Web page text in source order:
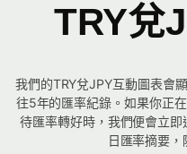
TRY兌
我們的TRY兌JPY互動圖表會
往5年的匯率紀錄。如果你正
待匯率轉好時，我們便會立
日匯率摘要，